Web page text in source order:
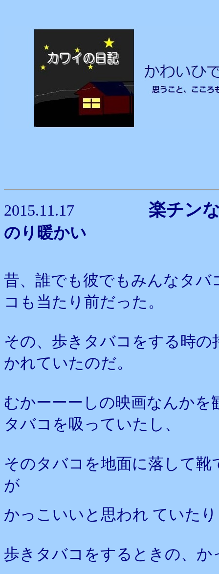
2015.11.17 楽チ
のり暖かい
昔、誰でも彼でもみんなタ
コも当たり前だった。
その、歩きタバコをする時
かれていたのだ。
むかーーーしの映画なんか
タバコを吸っていたし、
そのタバコを地面に落して
が
かっこいいと思われ ていた
歩きタバコをするときの、